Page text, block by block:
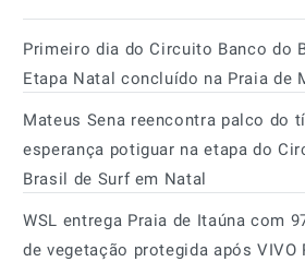
Primeiro dia do Circuito Banco do
Etapa Natal concluído na Praia de
Mateus Sena reencontra palco do
esperança potiguar na etapa do
Brasil de Surf em Natal
WSL entrega Praia de Itaúna com
de vegetação protegida após VIVO